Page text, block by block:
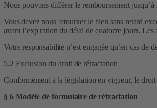
Nous pouvons différer le remboursement
Vous devez nous retourner le bien sans retard
avant l’expiration du délai de quatorze jours. Les
Votre responsabilité n’est engagée qu’en cas
5.2 Exclusion du droit de rétractation
Conformément à la législation en vigueur, le
§ 6 Modèle de formulaire de rétractation